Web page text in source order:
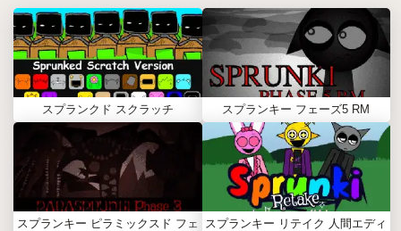
スプランクド スクラッチ スプランキー フェーズ5 RM
スプランキー ピラミックスド フェ
スプランキー リテイク 人間エディ